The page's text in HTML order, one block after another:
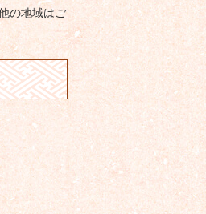
の地域はご